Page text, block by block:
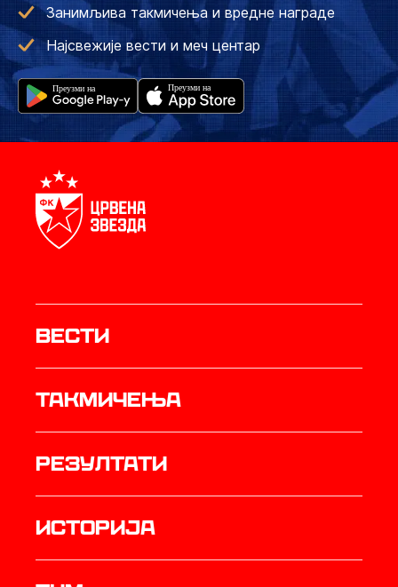
Занимљива такмичења и вредне награде
Најсвежије вести и меч центар
Вести
Такмичења
резултати
историја